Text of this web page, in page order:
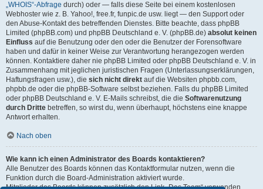
„WHOIS“-Abfrage durch) oder — falls diese Seite bei einem kostenlosen
Webhoster wie z. B. Yahoo!, free.fr, funpic.de usw. liegt — den Support oder
den Abuse-Kontakt des betreffenden Dienstes. Bitte beachte, dass phpBB
Limited (phpBB.com) und phpBB Deutschland e. V. (phpBB.de) absolut keinen
Einfluss auf die Benutzung oder den oder die Benutzer der Forensoftware
haben und dafür in keiner Weise zur Verantwortung herangezogen werden
können. Kontaktiere daher nie phpBB Limited oder phpBB Deutschland e. V. in
Zusammenhang mit jeglichen juristischen Fragen (Unterlassungserklärungen,
Haftungsfragen usw.), die sich nicht direkt auf die Websiten phpbb.com,
phpbb.de oder die phpBB-Software selbst beziehen. Falls du phpBB Limited
oder phpBB Deutschland e. V. E-Mails schreibst, die die Softwarenutzung
durch Dritte betreffen, so wirst du, wenn überhaupt, höchstens eine knappe
Antwort erhalten.
Nach oben
Wie kann ich einen Administrator des Boards kontaktieren?
Alle Benutzer des Boards können das Kontaktformular nutzen, wenn die
Funktion durch die Board-Administration aktiviert wurde.
Mitglieder des Boards können zusätzlich den Link „Das Team“ verwenden.